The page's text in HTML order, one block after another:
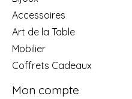
Accessoires
Art de la Table
Mobilier
Coffrets Cadeaux
Mon compte